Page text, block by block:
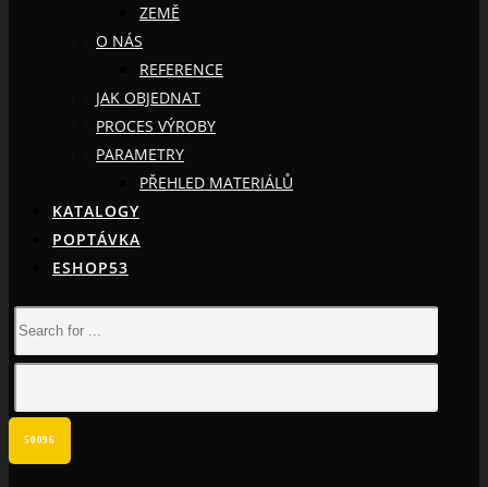
ZEMĚ
O NÁS
REFERENCE
JAK OBJEDNAT
PROCES VÝROBY
PARAMETRY
PŘEHLED MATERIÁLŮ
KATALOGY
POPTÁVKA
ESHOP53